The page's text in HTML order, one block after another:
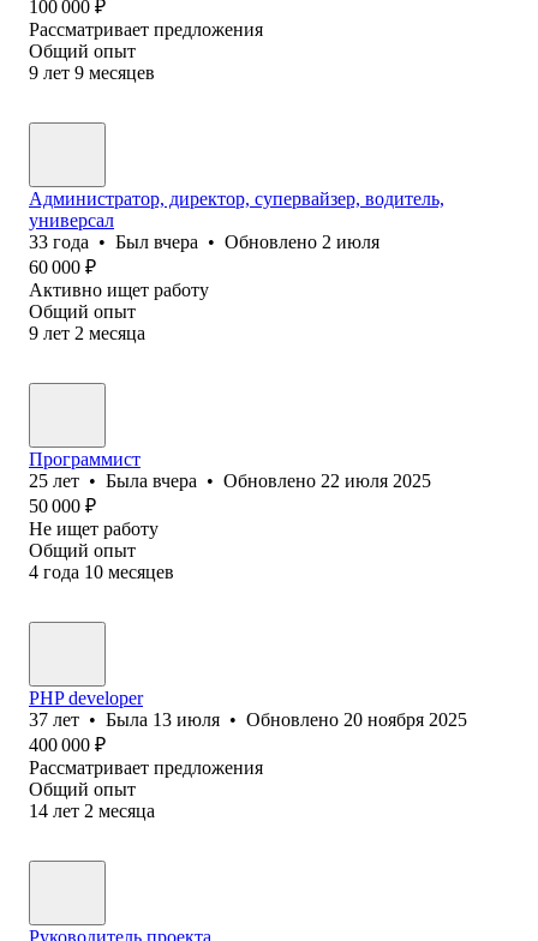
100 000 ₽
Рассматривает предложения
Общий опыт
9 лет 9 месяцев
Администратор, директор, супервайзер, водитель,
универсал
33 года • Был вчера • Обновлено 2 июля
60 000 ₽
Активно ищет работу
Общий опыт
9 лет 2 месяца
Программист
25 лет • Была вчера • Обновлено 22 июля 2025
50 000 ₽
Не ищет работу
Общий опыт
4 года 10 месяцев
PHP developer
37 лет • Была 13 июля • Обновлено 20 ноября 2025
400 000 ₽
Рассматривает предложения
Общий опыт
14 лет 2 месяца
Руководитель проекта